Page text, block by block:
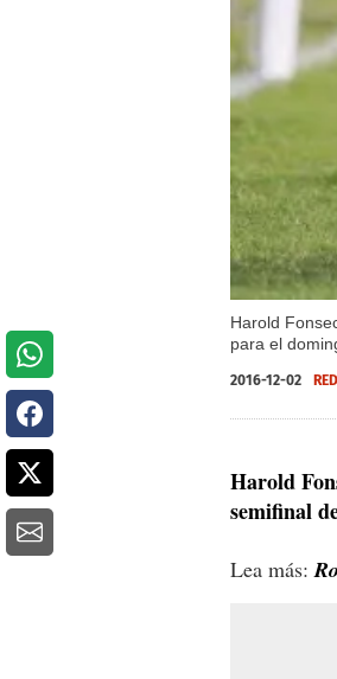
Harold
para el
2016-12-02
Harold
semifinal
Lea más: